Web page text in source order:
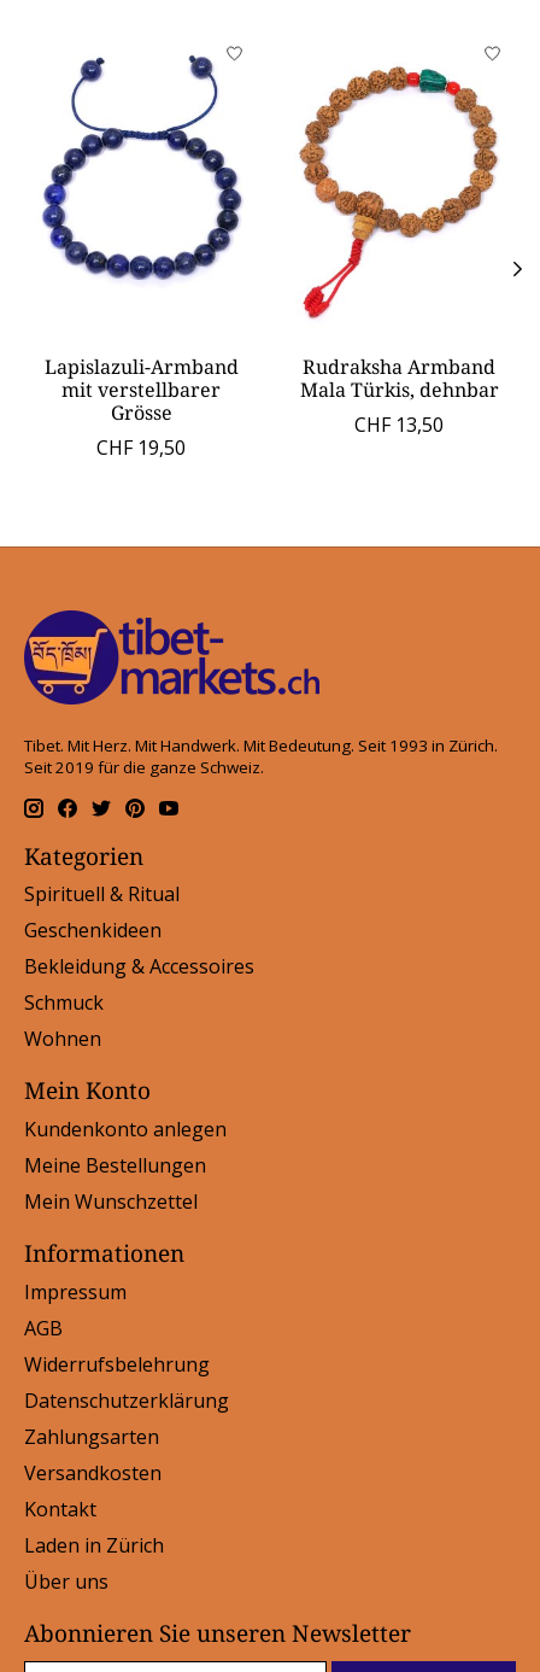
Produkt-Karussell-Artikel
Lapislazuli-Armband
mit verstellbarer
Grösse
CHF 19,50
Rudraksha Armband
Mala Türkis, dehnbar
CHF 13,50
Tibet. Mit Herz. Mit Handwerk. Mit Bedeutung. Seit 1993 in Zürich.
Seit 2019 für die ganze Schweiz.
Kategorien
Spirituell & Ritual
Geschenkideen
Bekleidung & Accessoires
Schmuck
Wohnen
Mein Konto
Kundenkonto anlegen
Meine Bestellungen
Mein Wunschzettel
Informationen
Impressum
AGB
Widerrufsbelehrung
Datenschutzerklärung
Zahlungsarten
Versandkosten
Kontakt
Laden in Zürich
Über uns
Abonnieren Sie unseren Newsletter